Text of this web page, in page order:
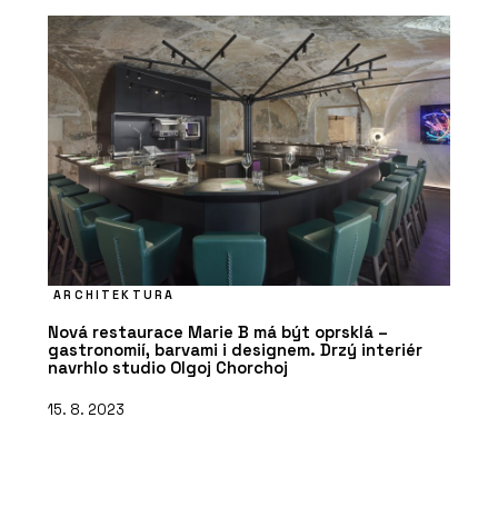
ARCHITEKTURA
Nová restaurace Marie B má být oprsklá –
gastronomií, barvami i designem. Drzý interiér
navrhlo studio Olgoj Chorchoj
15. 8. 2023